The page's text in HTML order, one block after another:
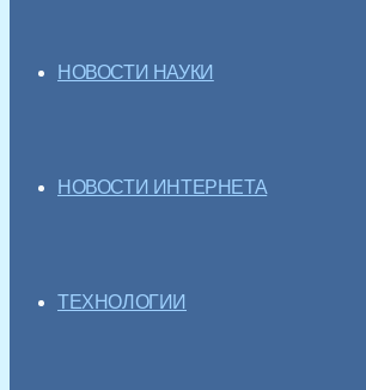
НОВОСТИ НАУКИ
НОВОСТИ ИНТЕРНЕТА
ТЕХНОЛОГИИ